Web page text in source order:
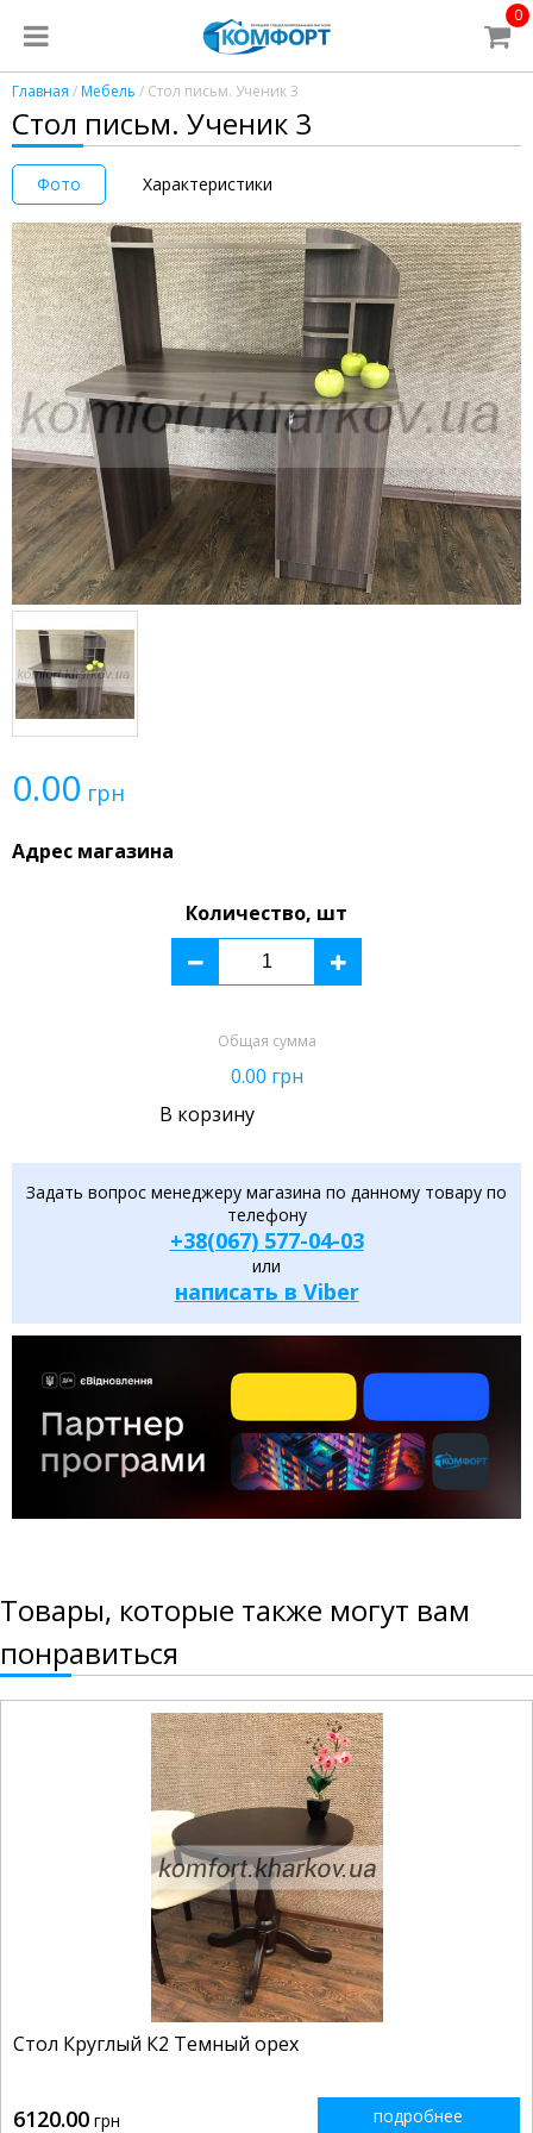
0
Главная /Мебель / Стол письм. Ученик 3
Стол письм. Ученик 3
Фото Характеристики
0.00 грн
Адрес магазина
Количество, шт
Общая сумма
0.00 грн
В корзину
Задать вопрос менеджеру магазина по данному товару по
телефону
+38(067) 577-04-03
или
написать в Viber
Товары, которые также могут вам
понравиться
Стол Круглый К2 Темный орех
6120.00 грн подробнее